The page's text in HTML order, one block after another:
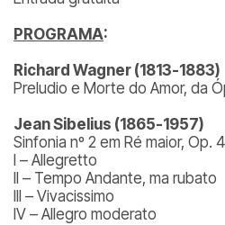
PROGRAMA:
Richard Wagner (1813-1883)
Preludio e Morte do Amor, da
Jean Sibelius (1865-1957)
Sinfonia nº 2 em Ré maior, Op.
I – Allegretto
II – Tempo Andante, ma rubato
III – Vivacissimo
IV – Allegro moderato